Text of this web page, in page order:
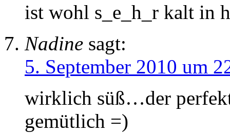
ist wohl s_e_h_r kalt in
Nadine sagt:
5. September 2010 um
wirklich süß…der
gemütlich =)